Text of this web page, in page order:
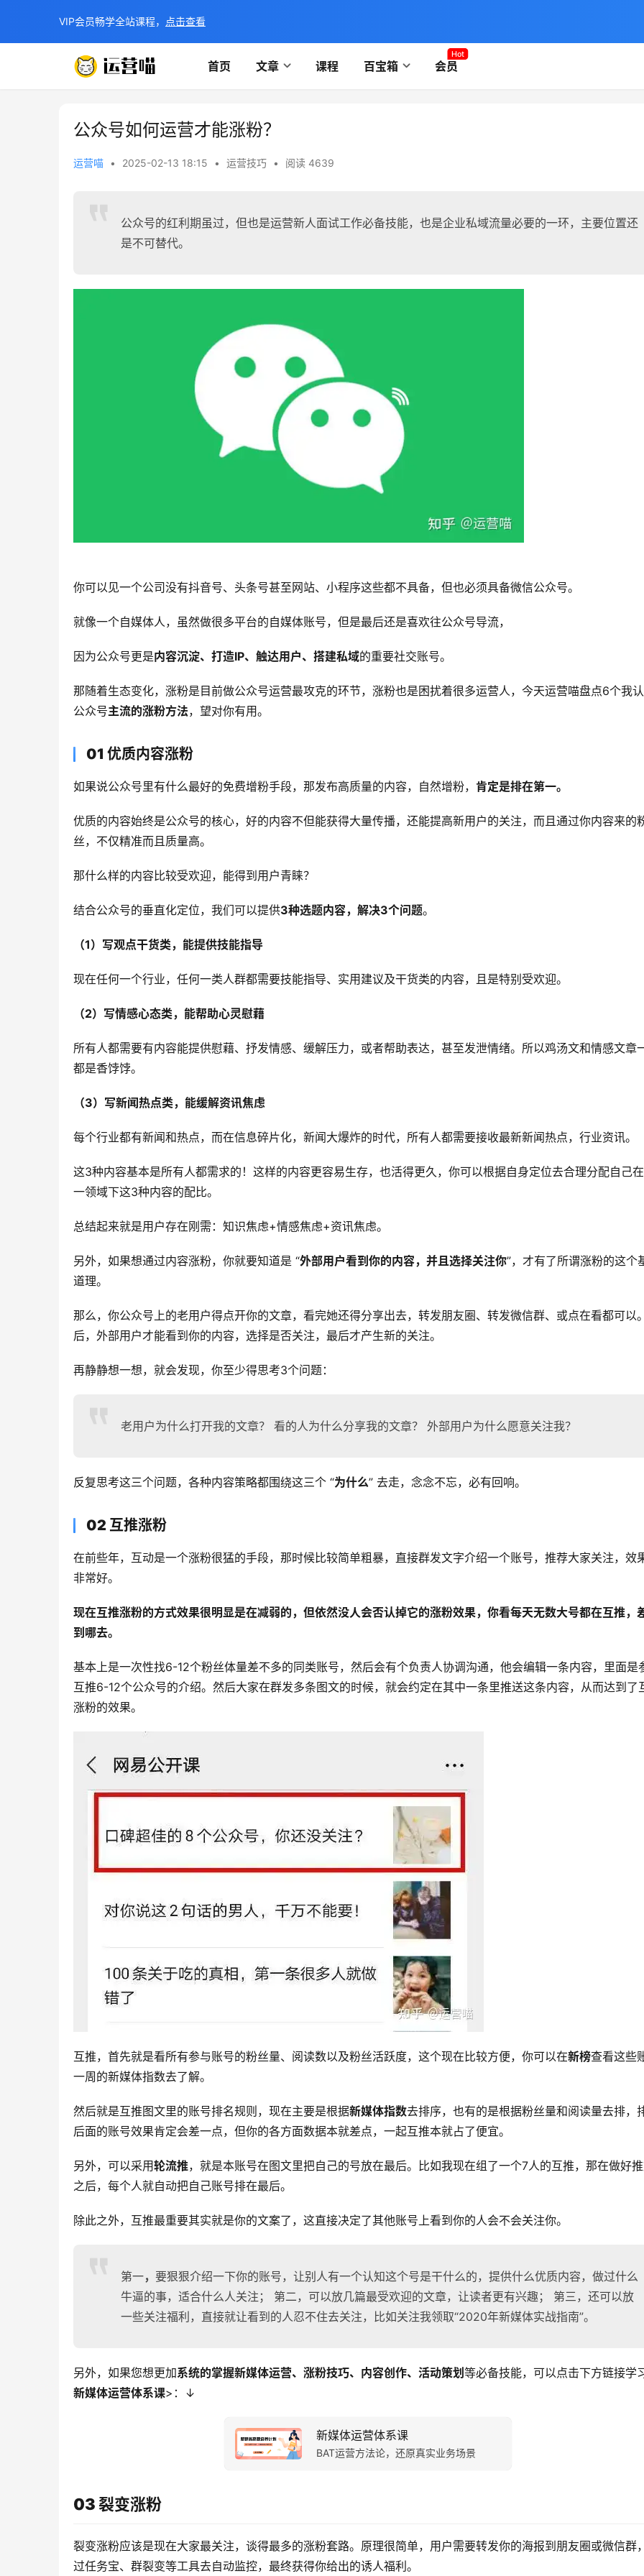
首页 文章 课程 百宝箱 会员
Hot
公众号如何运营才能涨粉？
运营喵 • 2025-02-13 18:15 • 运营技巧 • 阅读 4639
公众号的红利期虽过，但也是运营新人面试工作必备技能，也是企业私域流量必要的一环，主要位置还
是不可替代。
你可以见一个公司没有抖音号、头条号甚至网站、小程序这些都不具备，但也必须具备微信公众号。
就像一个自媒体人，虽然做很多平台的自媒体账号，但是最后还是喜欢往公众号导流，
因为公众号更是内容沉淀、打造IP、触达用户、搭建私域的重要社交账号。
那随着生态变化，涨粉是目前做公众号运营最攻克的环节，涨粉也是困扰着很多运营人，今天运营喵盘点6个我
公众号主流的涨粉方法，望对你有用。
01 优质内容涨粉
如果说公众号里有什么最好的免费增粉手段，那发布高质量的内容，自然增粉， 肯定是排在第一。
优质的内容始终是公众号的核心，好的内容不但能获得大量传播，还能提高新用户的关注，而且通过你内容来的
丝，不仅精准而且质量高。
那什么样的内容比较受欢迎，能得到用户青睐？
结合公众号的垂直化定位，我们可以提供3种选题内容，解决3个问题。
（1）写观点干货类，能提供技能指导
现在任何一个行业，任何一类人群都需要技能指导、实用建议及干货类的内容，且是特别受欢迎。
（2）写情感心态类，能帮助心灵慰藉
所有人都需要有内容能提供慰藉、抒发情感、缓解压力，或者帮助表达，甚至发泄情绪。所以鸡汤文和情感文章
都是香饽饽。
（3）写新闻热点类，能缓解资讯焦虑
每个行业都有新闻和热点，而在信息碎片化，新闻大爆炸的时代，所有人都需要接收最新新闻热点，行业资讯。
这3种内容基本是所有人都需求的！这样的内容更容易生存，也活得更久，你可以根据自身定位去合理分配自己
一领域下这3种内容的配比。
总结起来就是用户存在刚需：知识焦虑+情感焦虑+资讯焦虑。
另外，如果想通过内容涨粉，你就要知道是 “外部用户看到你的内容，并且选择关注你”，才有了所谓涨粉的这个
道理。
那么，你公众号上的老用户得点开你的文章，看完她还得分享出去，转发朋友圈、转发微信群、或点在看都可以
后，外部用户才能看到你的内容，选择是否关注，最后才产生新的关注。
再静静想一想，就会发现，你至少得思考3个问题：
老用户为什么打开我的文章？ 看的人为什么分享我的文章？ 外部用户为什么愿意关注我？
反复思考这三个问题，各种内容策略都围绕这三个 “为什么” 去走，念念不忘，必有回响。
02 互推涨粉
在前些年，互动是一个涨粉很猛的手段，那时候比较简单粗暴，直接群发文字介绍一个账号，推荐大家关注，效
非常好。
现在互推涨粉的方式效果很明显是在减弱的，但依然没人会否认掉它的涨粉效果，你看每天无数大号都在互推，
到哪去。
基本上是一次性找6-12个粉丝体量差不多的同类账号，然后会有个负责人协调沟通，他会编辑一条内容，里面是
互推6-12个公众号的介绍。然后大家在群发多条图文的时候，就会约定在其中一条里推送这条内容，从而达到了
涨粉的效果。
互推，首先就是看所有参与账号的粉丝量、阅读数以及粉丝活跃度，这个现在比较方便，你可以在新榜查看这些
一周的新媒体指数去了解。
然后就是互推图文里的账号排名规则，现在主要是根据新媒体指数去排序，也有的是根据粉丝量和阅读量去排，
后面的账号效果肯定会差一点，但你的各方面数据本就差点，一起互推本就占了便宜。
另外，可以采用轮流推，就是本账号在图文里把自己的号放在最后。比如我现在组了一个7人的互推，那在做好
之后，每个人就自动把自己账号排在最后。
除此之外，互推最重要其实就是你的文案了，这直接决定了其他账号上看到你的人会不会关注你。
第一， 要狠狠介绍一下你的账号，让别人有一个认知这个号是干什么的，提供什么优质内容，做过什么
牛逼的事，适合什么人关注； 第二，可以放几篇最受欢迎的文章，让读者更有兴趣； 第三，还可以放
一些关注福利，直接就让看到的人忍不住去关注，比如关注我领取“2020年新媒体实战指南”。
另外，如果您想更加系统的掌握新媒体运营、涨粉技巧、内容创作、活动策划等必备技能，可以点击下方链接学
新媒体运营体系课>：↓
新媒体运营体系课
BAT运营方法论，还原真实业务场景
03 裂变涨粉
裂变涨粉应该是现在大家最关注，谈得最多的涨粉套路。原理很简单，用户需要转发你的海报到朋友圈或微信群
过任务宝、群裂变等工具去自动监控，最终获得你给出的诱人福利。
VIP会员畅学全站课程， 点击查看